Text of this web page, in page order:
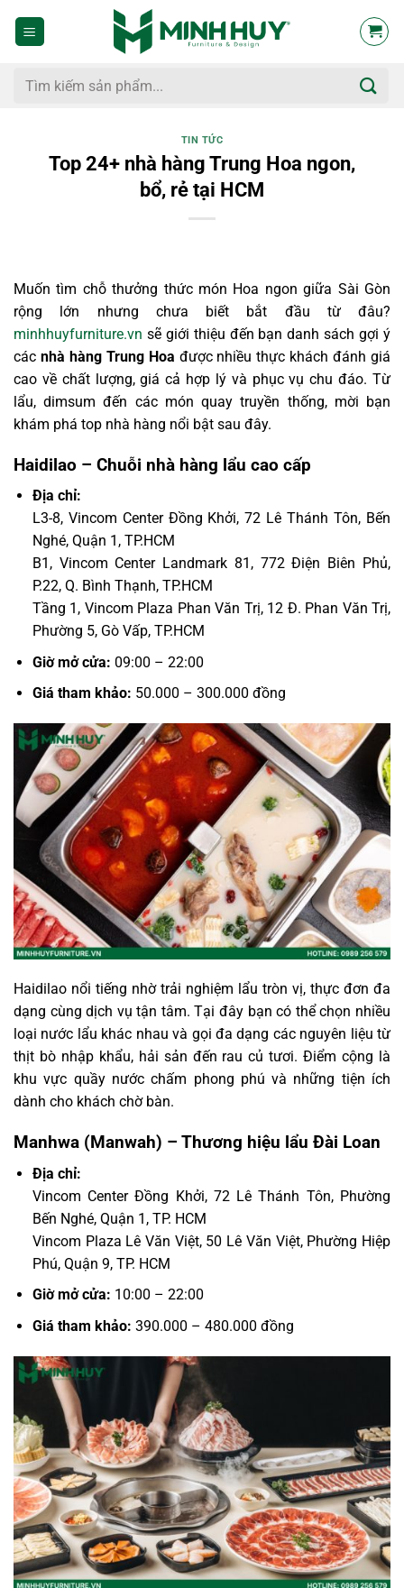
dung
Tìm
TIN TỨC
Top 24+ nhà hàng Trung Hoa ngon,
bổ, rẻ tại HCM
Muốn tìm chỗ thưởng thức món Hoa ngon giữa Sài Gòn
rộng lớn nhưng chưa biết bắt đầu từ đâu?
minhhuyfurniture.vn sẽ giới thiệu đến bạn danh sách gợi ý
các nhà hàng Trung Hoa được nhiều thực khách đánh giá
cao về chất lượng, giá cả hợp lý và phục vụ chu đáo. Từ
lẩu, dimsum đến các món quay truyền thống, mời bạn
khám phá top nhà hàng nổi bật sau đây.
Haidilao – Chuỗi nhà hàng lẩu cao cấp
Địa chỉ:
L3-8, Vincom Center Đồng Khởi, 72 Lê Thánh Tôn, Bến
Nghé, Quận 1, TP.HCM
B1, Vincom Center Landmark 81, 772 Điện Biên Phủ,
P.22, Q. Bình Thạnh, TP.HCM
Tầng 1, Vincom Plaza Phan Văn Trị, 12 Đ. Phan Văn Trị,
Phường 5, Gò Vấp, TP.HCM
Giờ mở cửa: 09:00 – 22:00
Giá tham khảo: 50.000 – 300.000 đồng
Haidilao nổi tiếng nhờ trải nghiệm lẩu tròn vị, thực đơn đa
dạng cùng dịch vụ tận tâm. Tại đây bạn có thể chọn nhiều
loại nước lẩu khác nhau và gọi đa dạng các nguyên liệu từ
thịt bò nhập khẩu, hải sản đến rau củ tươi. Điểm cộng là
khu vực quầy nước chấm phong phú và những tiện ích
dành cho khách chờ bàn.
Manhwa (Manwah) – Thương hiệu lẩu Đài Loan
Địa chỉ:
Vincom Center Đồng Khởi, 72 Lê Thánh Tôn, Phường
Bến Nghé, Quận 1, TP. HCM
Vincom Plaza Lê Văn Việt, 50 Lê Văn Việt, Phường Hiệp
Phú, Quận 9, TP. HCM
Giờ mở cửa: 10:00 – 22:00
Giá tham khảo: 390.000 – 480.000 đồng